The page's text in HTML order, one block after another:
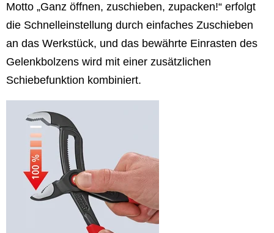
Motto „Ganz öffnen, zuschieben, zupacken!“ erfolgt
die Schnelleinstellung durch einfaches Zuschieben
an das Werkstück, und das bewährte Einrasten des
Gelenkbolzens wird mit einer zusätzlichen
Schiebefunktion kombiniert.